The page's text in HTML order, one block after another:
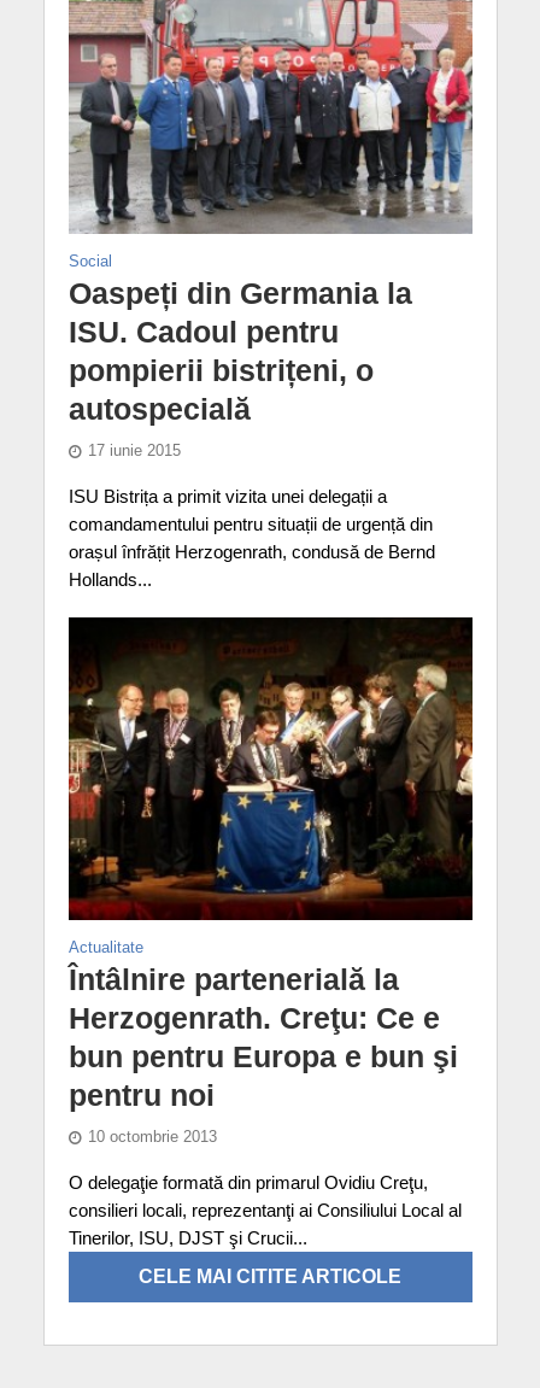
Social
Oaspeți din Germania la
ISU. Cadoul pentru
pompierii bistrițeni, o
autospecială
17 iunie 2015
ISU Bistrița a primit vizita unei delegații a
comandamentului pentru situații de urgență din
orașul înfrățit Herzogenrath, condusă de Bernd
Hollands...
Actualitate
Întâlnire partenerială la
Herzogenrath. Creţu: Ce e
bun pentru Europa e bun şi
pentru noi
10 octombrie 2013
O delegaţie formată din primarul Ovidiu Creţu,
consilieri locali, reprezentanţi ai Consiliului Local al
Tinerilor, ISU, DJST şi Crucii...
CELE MAI CITITE ARTICOLE